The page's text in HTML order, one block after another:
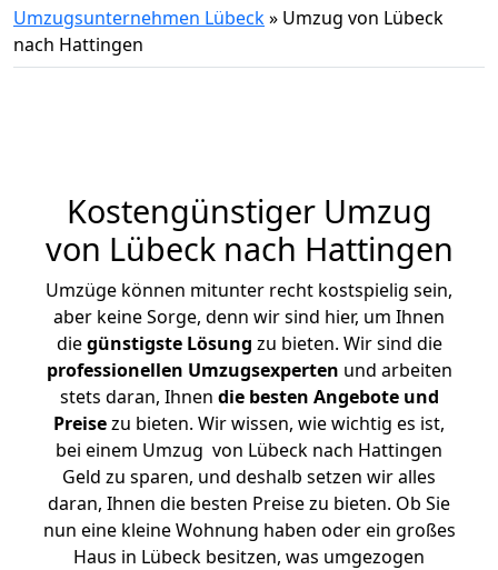
Umzugsunternehmen Lübeck» Umzug von Lübeck
nach Hattingen
Kostengünstiger Umzug
von Lübeck nach Hattingen
Umzüge können mitunter recht kostspielig sein,
aber keine Sorge, denn wir sind hier, um Ihnen
diegünstigste Lösung zu bieten. Wir sind die
professionellen Umzugsexperten und arbeiten
stets daran, Ihnen die besten Angebote und
Preisezu bieten. Wir wissen, wie wichtig es ist,
bei einem Umzug von Lübeck nach Hattingen
Geld zu sparen, und deshalb setzen wir alles
daran, Ihnen die besten Preise zu bieten. Ob Sie
nun eine kleine Wohnung haben oder ein großes
Haus in Lübeck besitzen, was umgezogen